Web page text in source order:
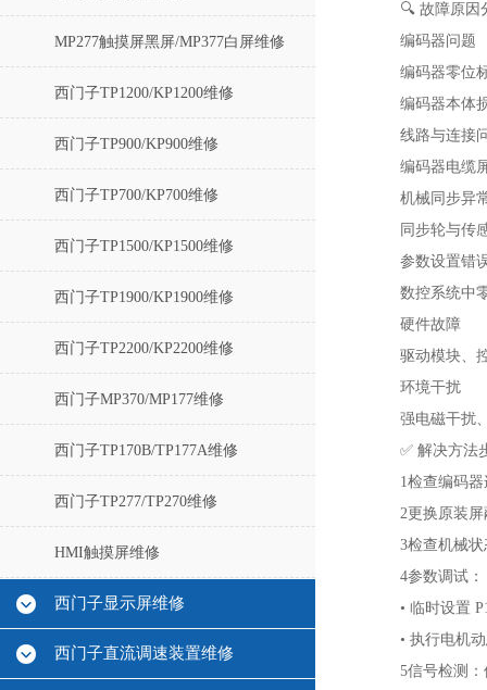
MP277触摸屏黑屏/MP377白屏维修
西门子TP1200/KP1200维修
西门子TP900/KP900维修
西门子TP700/KP700维修
西门子TP1500/KP1500维修
西门子TP1900/KP1900维修
西门子TP2200/KP2200维修
西门子MP370/MP177维修
西门子TP170B/TP177A维修
西门子TP277/TP270维修
HMI触摸屏维修
西门子显示屏维修
西门子直流调速装置维修
🔍 ‌故障原因
编码器问题‌
编码器零位
编码器本体
线路与连接
编码器电缆
机械同步异
同步轮与传
参数设置错
数控系统中
硬件故障‌
驱动模块、
环境干扰‌
强电磁干扰
✅ ‌解决方法
1检查编码
2更换原装
3检查机械
4‌参数调试‌：
• 临时设置
• 执行电机
5信号检测‌